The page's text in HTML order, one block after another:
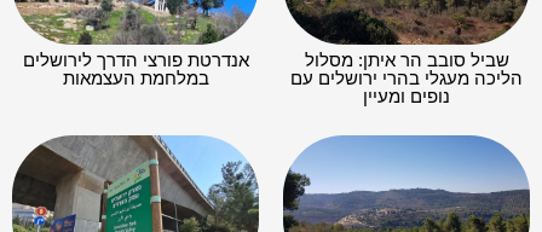
שביל סובב הר איתן: מסלול
הליכה מעגלי בהרי ירושלים עם
נופים ומעיין
אנדרטת פורצי הדרך לירושלים
במלחמת העצמאות